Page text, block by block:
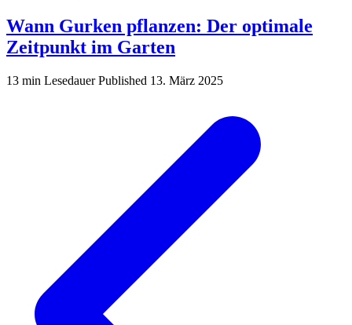
Wann Gurken pflanzen: Der optimale
Zeitpunkt im Garten
13 min LesedauerPublished 13. März 2025